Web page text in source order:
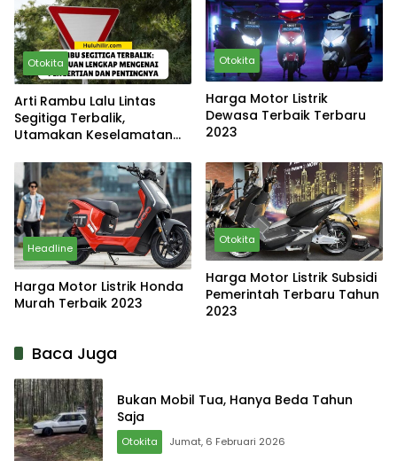
Otokita
Arti Rambu Lalu Lintas
Segitiga Terbalik,
Utamakan Keselamatan
Otokita
Harga Motor Listrik
Dewasa Terbaik Terbaru
2023
Headline
Harga Motor Listrik Honda
Murah Terbaik 2023
Otokita
Harga Motor Listrik Subsidi
Pemerintah Terbaru Tahun
2023
Baca Juga
Bukan Mobil Tua, Hanya Beda Tahun
Saja
Otokita Jumat, 6 Februari 2026